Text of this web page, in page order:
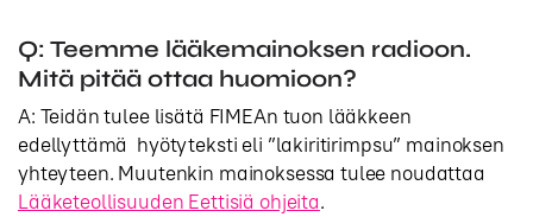
Q: Teemme lääkemainoksen radioon.
Mitä pitää ottaa huomioon?
A: Teidän tulee lisätä FIMEAn tuon lääkkeen
edellyttämä hyötyteksti eli ”lakiritirimpsu” mainoksen
yhteyteen. Muutenkin mainoksessa tulee noudattaa
Lääketeollisuuden Eettisiä ohjeita.